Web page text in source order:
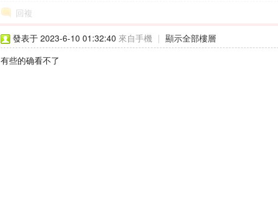
回複
發表于 2023-6-10 01:32:40 來自手機 | 顯示全部樓層
有些的确看不了